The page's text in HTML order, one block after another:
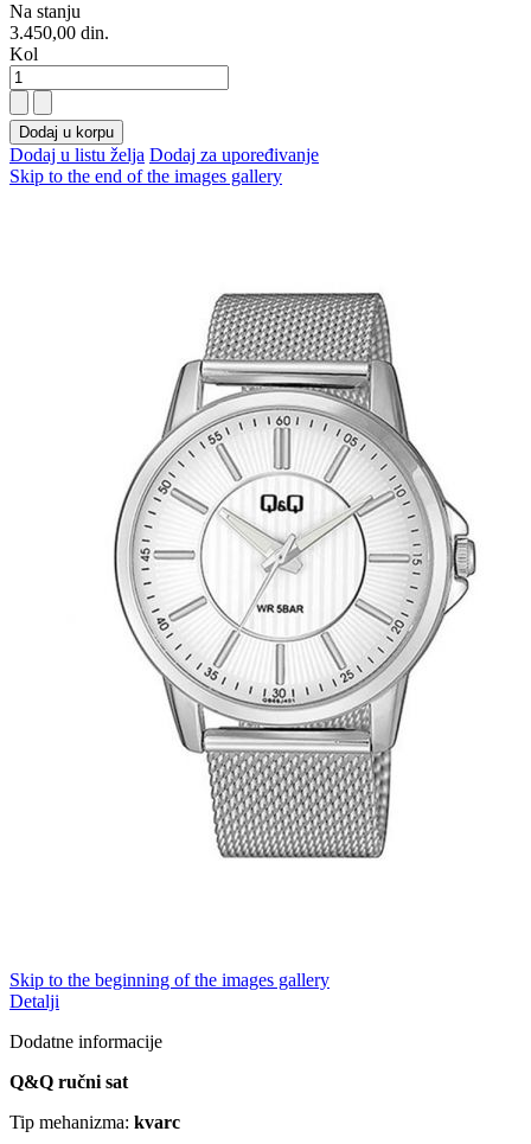
Na stanju
3.450,00 din.
Kol
Dodaj u korpu
Dodaj u listu želja Dodaj za upoređivanje
Skip to the end of the images gallery
Skip to the beginning of the images gallery
Detalji
Dodatne informacije
Q&Q ručni sat
Tip mehanizma: kvarc